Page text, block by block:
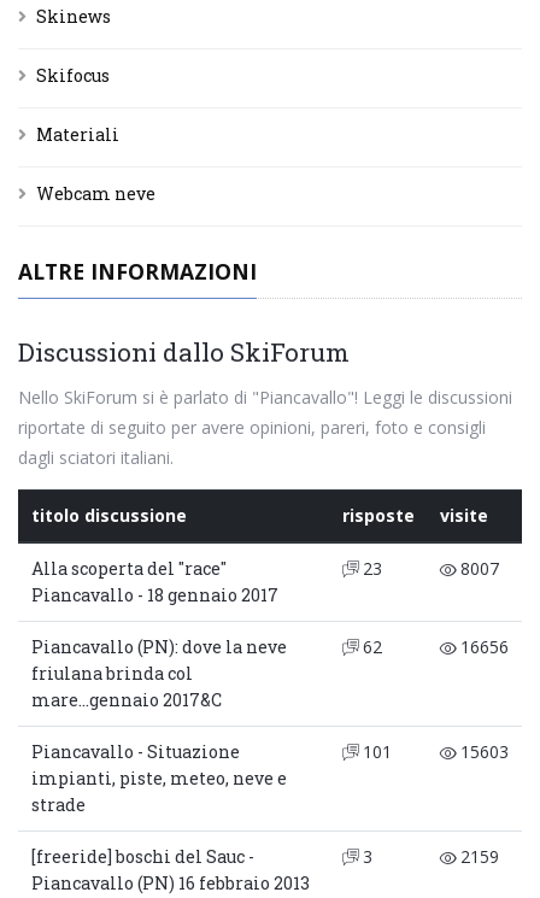
Skinews
Skifocus
Materiali
Webcam neve
ALTRE INFORMAZIONI
Discussioni dallo SkiForum
Nello SkiForum si è parlato di "Piancavallo"! Leggi le discussioni
riportate di seguito per avere opinioni, pareri, foto e consigli
dagli sciatori italiani.
titolo discussione risposte visite
Alla scoperta del "race"
Piancavallo - 18 gennaio 2017
23 8007
Piancavallo (PN): dove la neve
friulana brinda col
mare...gennaio 2017&C
62 16656
Piancavallo - Situazione
impianti, piste, meteo, neve e
strade
101 15603
[freeride] boschi del Sauc -
Piancavallo (PN) 16 febbraio 2013
3 2159